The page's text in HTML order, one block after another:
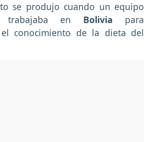
se produjo cuando un equipo
trabajaba en Bolivia para
conocimiento de la dieta del